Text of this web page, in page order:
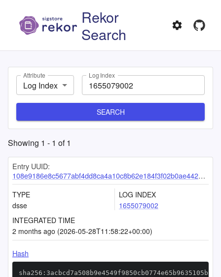
Rekor
Search
Attribute
Log Index
Log Index
SEARCH
Showing 1 - 1 of1
Entry UUID:
108e9186e8c5677abf4dd8ca4a10c8b62e184f3f02b0ae442355b9bc0a467751f6169c1718a2a888
TYPE
dsse
LOG INDEX
1655079002
INTEGRATED TIME
2 months ago (2026-05-28T11:58:22+00:00)
Hash